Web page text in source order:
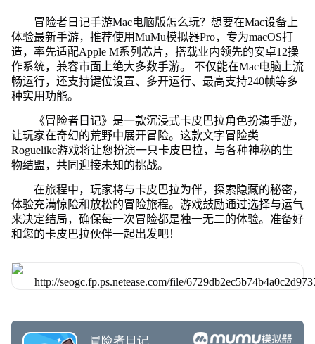
冒险者日记手游Mac电脑版怎么玩？想要在Mac设备上
体验最新手游，推荐使用MuMu模拟器Pro，专为macOS打
造，率先适配Apple M系列芯片，搭载业内领先的安卓12操
作系统，兼容市面上绝大多数手游。 不仅能在Mac电脑上流
畅运行，还支持键位设置、多开运行、最高支持240帧等多
种实用功能。
《冒险者日记》是一款沉浸式卡皮巴拉角色扮演手游，
让玩家在奇幻的荒野中展开冒险。这款文字冒险类
Roguelike游戏将让您扮演一只卡皮巴拉，与各种神秘的生
物结盟，共同迎接未知的挑战。
在旅程中，玩家将与卡皮巴拉为伴，探索隐藏的秘密，
体验充满惊险和放松的冒险旅程。游戏鼓励通过选择与运气
来决定结局，确保每一次冒险都是独一无二的体验。准备好
和您的卡皮巴拉伙伴一起出发吧！